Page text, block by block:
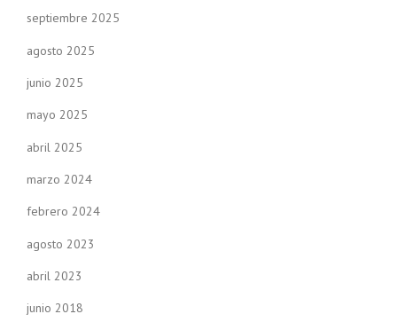
septiembre 2025
agosto 2025
junio 2025
mayo 2025
abril 2025
marzo 2024
febrero 2024
agosto 2023
abril 2023
junio 2018